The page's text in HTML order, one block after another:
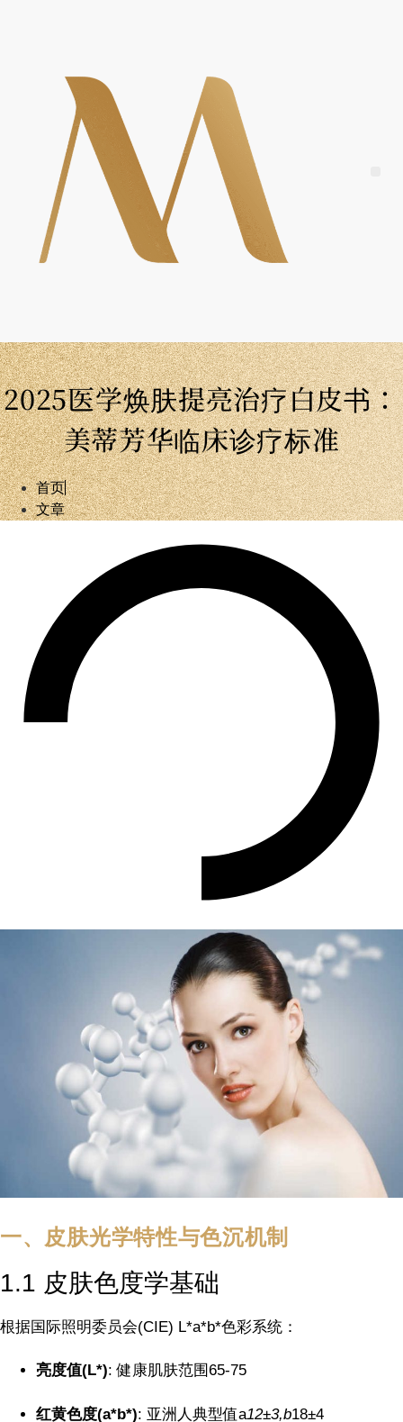
2025医学焕肤提亮治疗白皮书：
美蒂芳华临床诊疗标准
首页
文章
一、皮肤光学特性与色沉机制
1.1 皮肤色度学基础
根据国际照明委员会(CIE) L*a*b*色彩系统：
亮度值(L*): 健康肌肤范围65-75
红黄色度(a*b*): 亚洲人典型值a12±3,b18±4